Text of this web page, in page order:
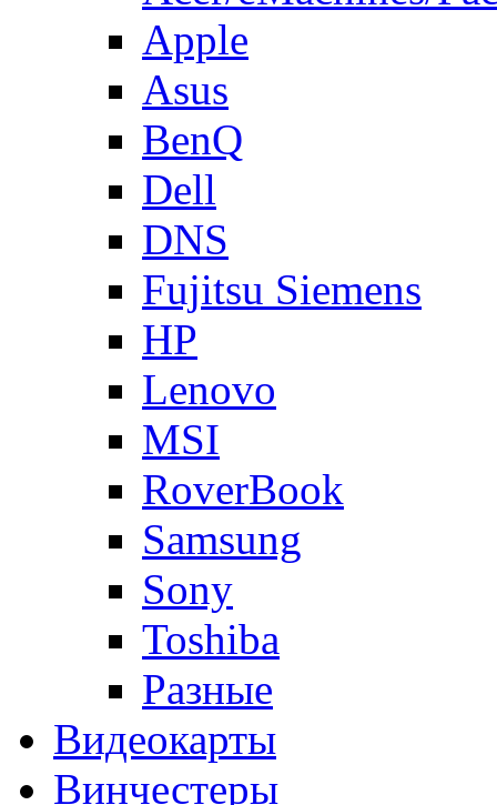
Apple
Asus
BenQ
Dell
DNS
Fujitsu Siemens
HP
Lenovo
MSI
RoverBook
Samsung
Sony
Toshiba
Разные
Видеокарты
Винчестеры